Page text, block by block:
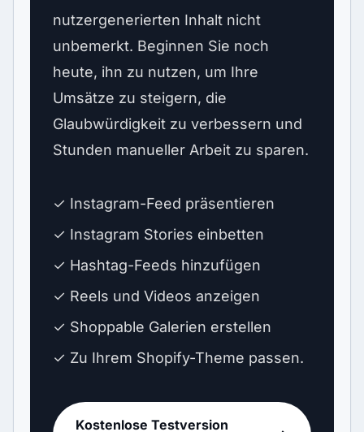
nutzergenerierten Inhalt nicht
unbemerkt. Beginnen Sie noch
heute, ihn zu nutzen, um Ihre
Umsätze zu steigern, die
Glaubwürdigkeit zu verbessern und
Stunden manueller Arbeit zu sparen.
✓ Instagram-Feed präsentieren
✓ Instagram Stories einbetten
✓ Hashtag-Feeds hinzufügen
✓ Reels und Videos anzeigen
✓ Shoppable Galerien erstellen
✓ Zu Ihrem Shopify-Theme passen.
Kostenlose Testversion